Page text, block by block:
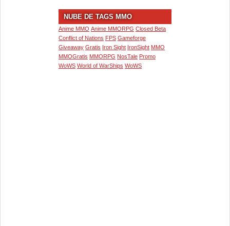
NUBE DE TAGS MMO
Anime MMO Anime MMORPG Closed Beta
Conflict of Nations FPS Gameforge
Giveaway Gratis Iron Sight IronSight MMO
MMOGratis MMORPG NosTale Promo
WoWS World of WarShips WoWS